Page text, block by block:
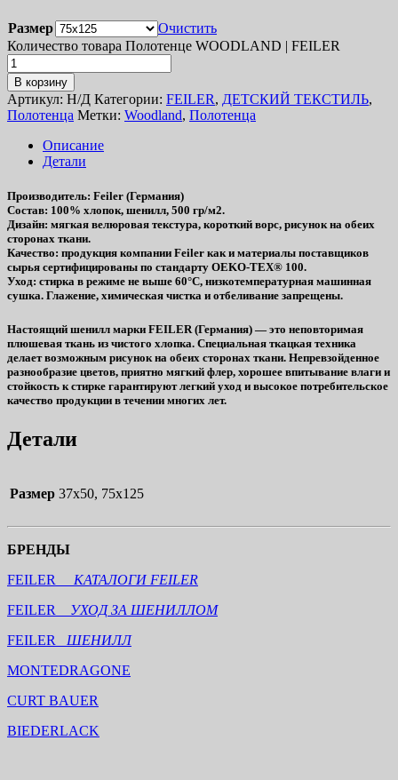
Размер
Очистить
Количество товара Полотенце WOODLAND | FEILER
В корзину
Артикул: Н/Д Категории: FEILER, ДЕТСКИЙ ТЕКСТИЛЬ,
Полотенца Метки: Woodland, Полотенца
Описание
Детали
Производитель: Feiler (Германия)
Состав: 100% хлопок, шенилл, 500 гр/м2.
Дизайн: мягкая велюровая текстура, короткий ворс, рисунок на обеих
сторонах ткани.
Качество: продукция компании Feiler как и материалы поставщиков
сырья сертифицированы по стандарту OEKO-TEX® 100.
Уход: стирка в режиме не выше 60°C, низкотемпературная машинная
сушка. Глажение, химическая чистка и отбеливание запрещены.
Настоящий шенилл марки FEILER (Германия) — это неповторимая
плюшевая ткань из чистого хлопка. Специальная ткацкая техника
делает возможным рисунок на обеих сторонах ткани. Непревзойденное
разнообразие цветов, приятно мягкий флер, хорошее впитывание влаги и
стойкость к стирке гарантируют легкий уход и высокое потребительское
качество продукции в течении многих лет.
Детали
Размер 37х50, 75х125
БРЕНДЫ
FEILER КАТАЛОГИ FEILER
FEILER
УХОД ЗА ШЕНИЛЛОМ
FEILER ШЕНИЛЛ
MONTEDRAGONE
CURT BAUER
BIEDERLACK